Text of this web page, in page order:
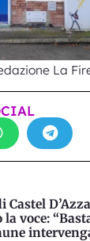
La
la voce: